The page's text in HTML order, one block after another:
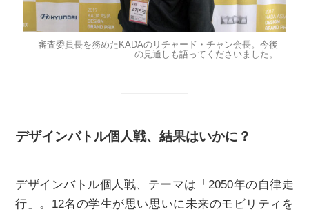
審査委員長を務めたKADAのリチャード・チャン会長。今後
の見通しも語ってくださいました。
デザインバトル個人戦、結果はいかに？
デザインバトル個人戦、テーマは「2050年の自律走
行」。12名の学生が思い思いに未来のモビリティを